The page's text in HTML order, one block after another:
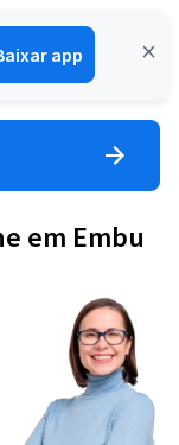
app
Entrar
em Embu